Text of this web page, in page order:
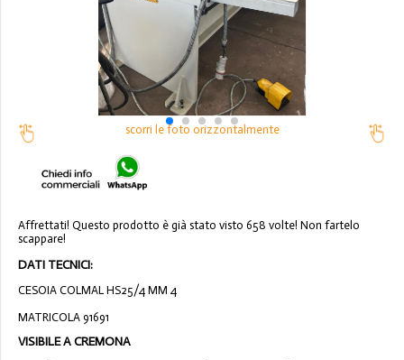
scorri le foto orizzontalmente
Affrettati! Questo prodotto è già stato visto 658 volte! Non fartelo
scappare!
DATI TECNICI:
CESOIA COLMAL HS25/4 MM 4
MATRICOLA 91691
VISIBILE A CREMONA